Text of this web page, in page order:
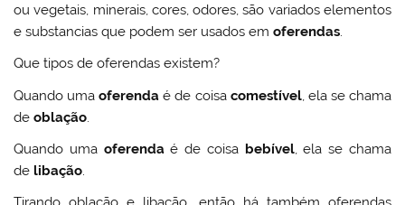
ou vegetais, minerais, cores, odores, são variados elementos
e substancias que podem ser usados emoferendas.
Que tipos de oferendas existem?
Quando uma oferenda é de coisa comestível, ela se chama
deoblação.
Quando uma oferenda é de coisa bebível, ela se chama
de libação.